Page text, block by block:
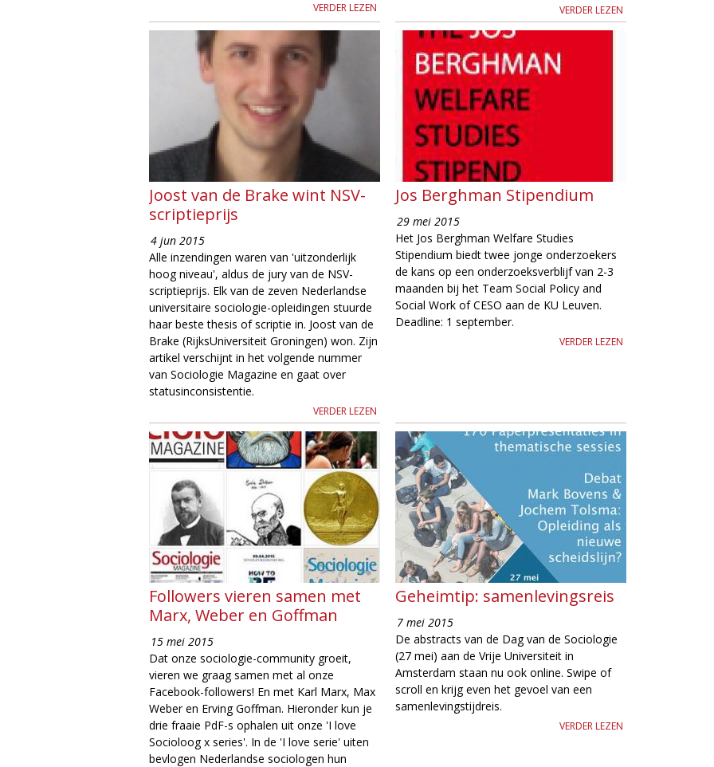
VERDER LEZEN VERDER LEZEN
Joost van de Brake wint NSV-
scriptieprijs
4 jun 2015
Alle inzendingen waren van 'uitzonderlijk
hoog niveau', aldus de jury van de NSV-
scriptieprijs. Elk van de zeven Nederlandse
universitaire sociologie-opleidingen stuurde
haar beste thesis of scriptie in. Joost van de
Brake (RijksUniversiteit Groningen) won. Zijn
artikel verschijnt in het volgende nummer
van Sociologie Magazine en gaat over
statusinconsistentie.
VERDER LEZEN
Jos Berghman Stipendium
29 mei 2015
Het Jos Berghman Welfare Studies
Stipendium biedt twee jonge onderzoekers
de kans op een onderzoeksverblijf van 2-3
maanden bij het Team Social Policy and
Social Work of CESO aan de KU Leuven.
Deadline: 1 september.
VERDER LEZEN
Followers vieren samen met
Marx, Weber en Goffman
15 mei 2015
Dat onze sociologie-community groeit,
vieren we graag samen met al onze
Facebook-followers! En met Karl Marx, Max
Weber en Erving Goffman. Hieronder kun je
drie fraaie PdF-s ophalen uit onze 'I love
Socioloog x series'. In de 'I love serie' uiten
bevlogen Nederlandse sociologen hun
Geheimtip: samenlevingsreis
7 mei 2015
De abstracts van de Dag van de Sociologie
(27 mei) aan de Vrije Universiteit in
Amsterdam staan nu ook online. Swipe of
scroll en krijg even het gevoel van een
samenlevingstijdreis.
VERDER LEZEN